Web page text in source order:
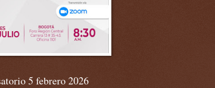
5 febrero 2026